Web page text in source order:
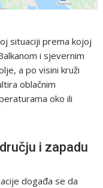
situaciji prema kojoj
i sjevernim
a po visini kruži
oblačnim
oko ili
i zapadu
događa se da